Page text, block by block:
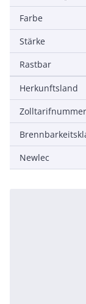
Farbe
Stärke
Rastbar
Herkunftsland
Zolltarifnummer
Newlec